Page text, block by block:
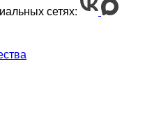
сетях: